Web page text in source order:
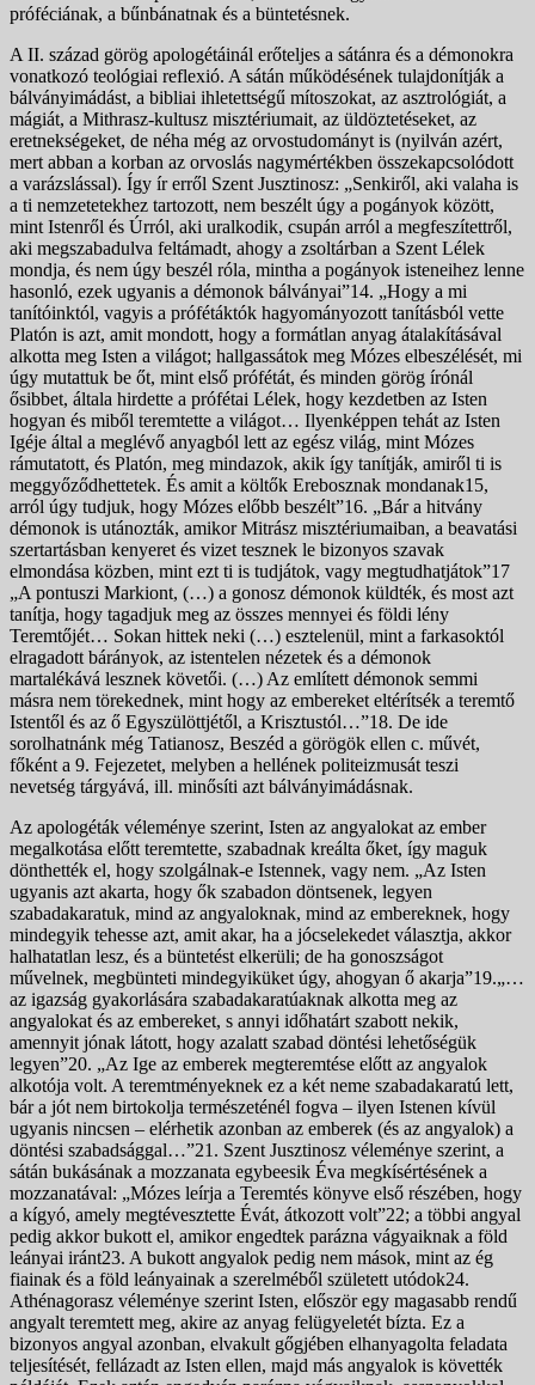
próféciának, a bűnbánatnak és a büntetésnek.
A II. század görög apologétáinál erőteljes a sátánra és a démonokra
vonatkozó teológiai reflexió. A sátán működésének tulajdonítják a
bálványimádást, a bibliai ihletettségű mítoszokat, az asztrológiát, a
mágiát, a Mithrasz-kultusz misztériumait, az üldöztetéseket, az
eretnekségeket, de néha még az orvostudományt is (nyilván azért,
mert abban a korban az orvoslás nagymértékben összekapcsolódott
a varázslással). Így ír erről Szent Jusztinosz: „Senkiről, aki valaha is
a ti nemzetetekhez tartozott, nem beszélt úgy a pogányok között,
mint Istenről és Úrról, aki uralkodik, csupán arról a megfeszítettről,
aki megszabadulva feltámadt, ahogy a zsoltárban a Szent Lélek
mondja, és nem úgy beszél róla, mintha a pogányok isteneihez lenne
hasonló, ezek ugyanis a démonok bálványai”14. „Hogy a mi
tanítóinktól, vagyis a prófétáktók hagyományozott tanításból vette
Platón is azt, amit mondott, hogy a formátlan anyag átalakításával
alkotta meg Isten a világot; hallgassátok meg Mózes elbeszélését, mi
úgy mutattuk be őt, mint első prófétát, és minden görög írónál
ősibbet, általa hirdette a prófétai Lélek, hogy kezdetben az Isten
hogyan és miből teremtette a világot… Ilyenképpen tehát az Isten
Igéje által a meglévő anyagból lett az egész világ, mint Mózes
rámutatott, és Platón, meg mindazok, akik így tanítják, amiről ti is
meggyőződhettetek. És amit a költők Erebosznak mondanak15,
arról úgy tudjuk, hogy Mózes előbb beszélt”16. „Bár a hitvány
démonok is utánozták, amikor Mitrász misztériumaiban, a beavatási
szertartásban kenyeret és vizet tesznek le bizonyos szavak
elmondása közben, mint ezt ti is tudjátok, vagy megtudhatjátok”17
„A pontuszi Markiont, (…) a gonosz démonok küldték, és most azt
tanítja, hogy tagadjuk meg az összes mennyei és földi lény
Teremtőjét… Sokan hittek neki (…) esztelenül, mint a farkasoktól
elragadott bárányok, az istentelen nézetek és a démonok
martalékává lesznek követői. (…) Az említett démonok semmi
másra nem törekednek, mint hogy az embereket eltérítsék a teremtő
Istentől és az ő Egyszülöttjétől, a Krisztustól…”18. De ide
sorolhatnánk még Tatianosz, Beszéd a görögök ellen c. művét,
főként a 9. Fejezetet, melyben a hellének politeizmusát teszi
nevetség tárgyává, ill. minősíti azt bálványimádásnak.
Az apologéták véleménye szerint, Isten az angyalokat az ember
megalkotása előtt teremtette, szabadnak kreálta őket, így maguk
dönthették el, hogy szolgálnak-e Istennek, vagy nem. „Az Isten
ugyanis azt akarta, hogy ők szabadon döntsenek, legyen
szabadakaratuk, mind az angyaloknak, mind az embereknek, hogy
mindegyik tehesse azt, amit akar, ha a jócselekedet választja, akkor
halhatatlan lesz, és a büntetést elkerüli; de ha gonoszságot
művelnek, megbünteti mindegyiküket úgy, ahogyan ő akarja”19.„…
az igazság gyakorlására szabadakaratúaknak alkotta meg az
angyalokat és az embereket, s annyi időhatárt szabott nekik,
amennyit jónak látott, hogy azalatt szabad döntési lehetőségük
legyen”20. „Az Ige az emberek megteremtése előtt az angyalok
alkotója volt. A teremtményeknek ez a két neme szabadakaratú lett,
bár a jót nem birtokolja természeténél fogva – ilyen Istenen kívül
ugyanis nincsen – elérhetik azonban az emberek (és az angyalok) a
döntési szabadsággal…”21. Szent Jusztinosz véleménye szerint, a
sátán bukásának a mozzanata egybeesik Éva megkísértésének a
mozzanatával: „Mózes leírja a Teremtés könyve első részében, hogy
a kígyó, amely megtévesztette Évát, átkozott volt”22; a többi angyal
pedig akkor bukott el, amikor engedtek parázna vágyaiknak a föld
leányai iránt23. A bukott angyalok pedig nem mások, mint az ég
fiainak és a föld leányainak a szerelméből született utódok24.
Athénagorasz véleménye szerint Isten, először egy magasabb rendű
angyalt teremtett meg, akire az anyag felügyeletét bízta. Ez a
bizonyos angyal azonban, elvakult gőgjében elhanyagolta feladata
teljesítését, fellázadt az Isten ellen, majd más angyalok is követték